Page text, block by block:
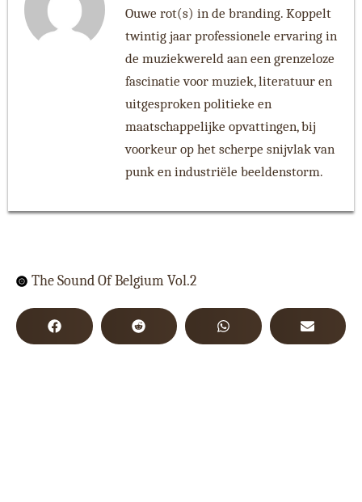
Ouwe rot(s) in de branding. Koppelt
twintig jaar professionele ervaring in
de muziekwereld aan een grenzeloze
fascinatie voor muziek, literatuur en
uitgesproken politieke en
maatschappelijke opvattingen, bij
voorkeur op het scherpe snijvlak van
punk en industriële beeldenstorm.
The Sound Of Belgium Vol.2